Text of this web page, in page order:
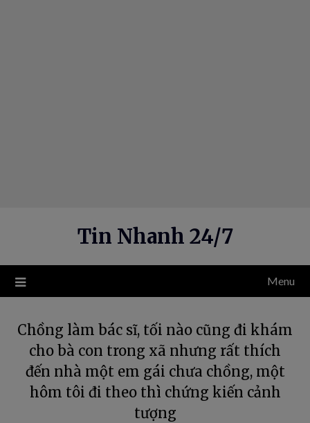
Tin Nhanh 24/7
Menu
Chồng làm bác sĩ, tối nào cũng đi khám
cho bà con trong xã nhưng rất thích
đến nhà một em gái chưa chồng, một
hôm tôi đi theo thì chứng kiến cảnh
tượng